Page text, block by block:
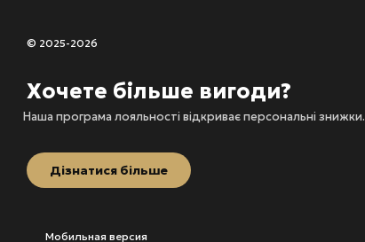
© 2025-2026
Хочете більше вигоди?
Наша програма лояльності відкриває персональні знижки.
Дізнатися більше
Мобильная версия